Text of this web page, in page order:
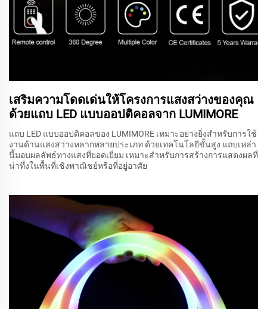
เสริมความโดดเด่นให้โครงการแสงสว่างของคุณ
ด้วยแถบ LED แบบออปติคอลจาก LUMIMORE
แถบ LED แบบออปติคอลของ LUMIMORE เหมาะอย่างยิ่งสำหรับการใช้
งานด้านแสงสว่างหลากหลายประเภท ด้วยเทคโนโลยีขั้นสูง แถบเหล่า
นี้มอบผลลัพธ์ทางแสงที่ยอดเยี่ยม เหมาะสำหรับการสร้างการแสดงผลที่
น่าทึ่งในพื้นที่เชิงพาณิชย์หรือที่อยู่อาศัย